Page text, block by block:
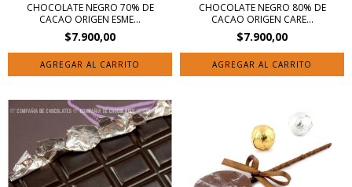
CHOCOLATE NEGRO 70% DE
CACAO ORIGEN ESME...
$7.900,00
AGREGAR AL CARRITO
CHOCOLATE NEGRO 80% DE
CACAO ORIGEN CARE...
$7.900,00
AGREGAR AL CARRITO